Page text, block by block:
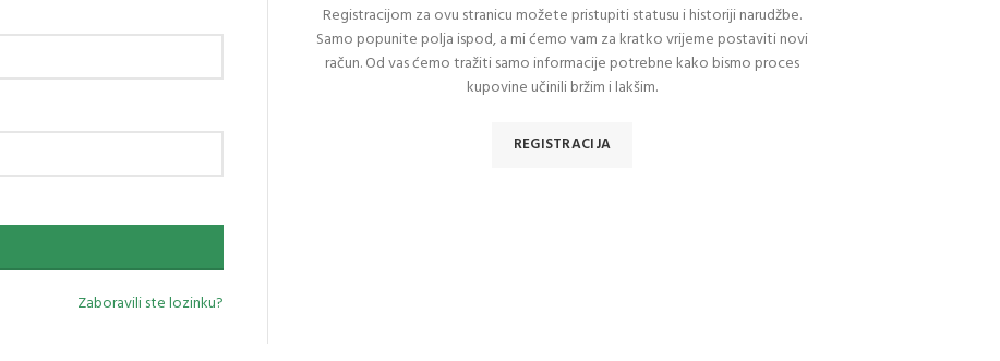
Zaboravili ste lozinku?
Registracijom za ovu stranicu možete pristupiti statusu i historiji narudžbe.
Samo popunite polja ispod, a mi ćemo vam za kratko vrijeme postaviti novi
račun. Od vas ćemo tražiti samo informacije potrebne kako bismo proces
kupovine učinili bržim i lakšim.
REGISTRACIJA